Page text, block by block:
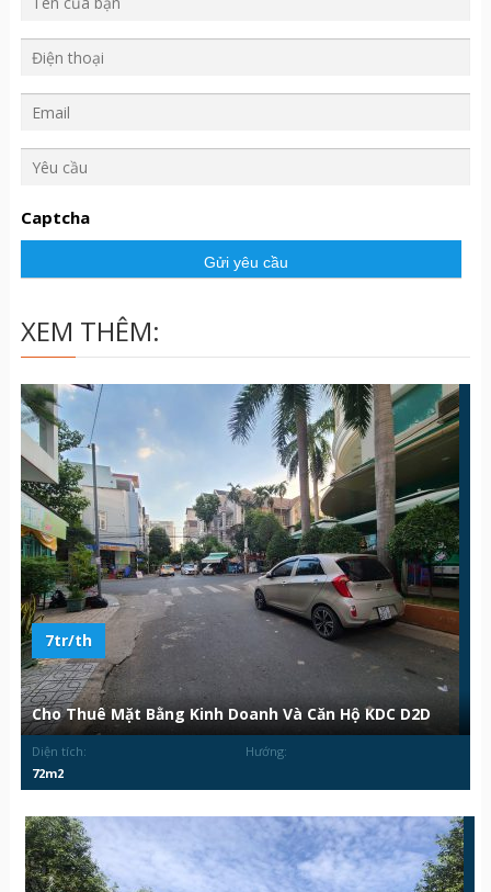
c
ầ
Captcha
XEM THÊM:
7tr/th
Cho Thuê Mặt Bằng Kinh Doanh Và Căn Hộ KDC D2D
Diện tích:
72m2
Hướng: